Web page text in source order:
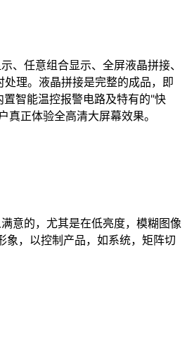
、任意组合显示、全屏液晶拼接、
理。液晶拼接是完整的成品，即
智能温控报警电路及特有的"快
正体验全高清大屏幕效果。
意的，尤其是在低亮度，模糊图像
，以控制产品，如系统，矩阵切